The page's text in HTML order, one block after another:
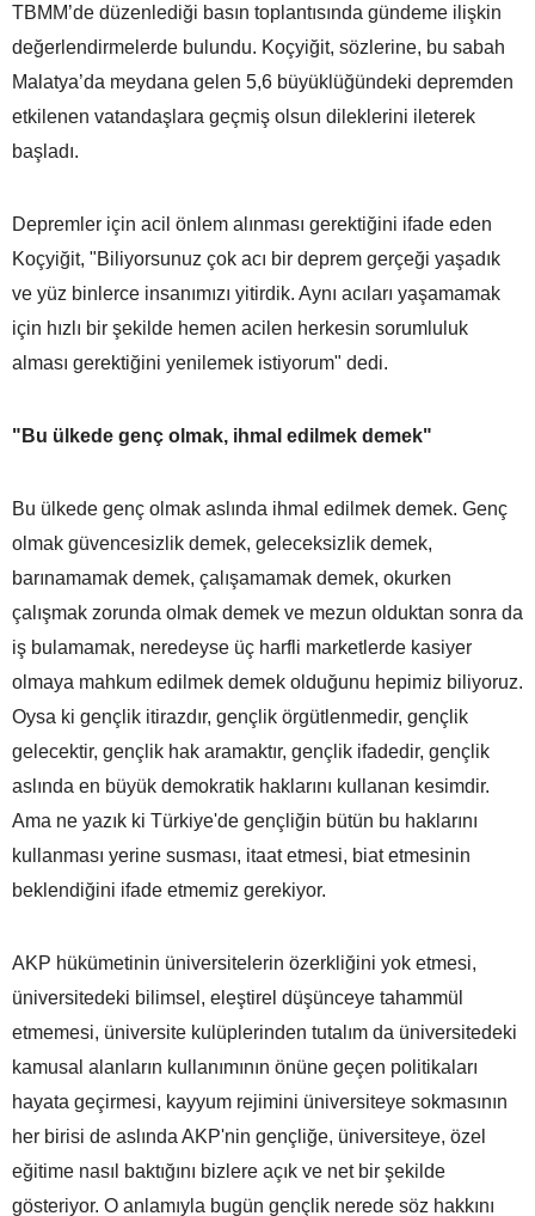
TBMM’de düzenlediği basın toplantısında gündeme ilişkin
değerlendirmelerde bulundu. Koçyiğit, sözlerine, bu sabah
Malatya’da meydana gelen 5,6 büyüklüğündeki depremden
etkilenen vatandaşlara geçmiş olsun dileklerini ileterek
başladı.
Depremler için acil önlem alınması gerektiğini ifade eden
Koçyiğit, "Biliyorsunuz çok acı bir deprem gerçeği yaşadık
ve yüz binlerce insanımızı yitirdik. Aynı acıları yaşamamak
için hızlı bir şekilde hemen acilen herkesin sorumluluk
alması gerektiğini yenilemek istiyorum" dedi.
"Bu ülkede genç olmak, ihmal edilmek demek"
Bu ülkede genç olmak aslında ihmal edilmek demek. Genç
olmak güvencesizlik demek, geleceksizlik demek,
barınamamak demek, çalışamamak demek, okurken
çalışmak zorunda olmak demek ve mezun olduktan sonra da
iş bulamamak, neredeyse üç harfli marketlerde kasiyer
olmaya mahkum edilmek demek olduğunu hepimiz biliyoruz.
Oysa ki gençlik itirazdır, gençlik örgütlenmedir, gençlik
gelecektir, gençlik hak aramaktır, gençlik ifadedir, gençlik
aslında en büyük demokratik haklarını kullanan kesimdir.
Ama ne yazık ki Türkiye'de gençliğin bütün bu haklarını
kullanması yerine susması, itaat etmesi, biat etmesinin
beklendiğini ifade etmemiz gerekiyor.
AKP hükümetinin üniversitelerin özerkliğini yok etmesi,
üniversitedeki bilimsel, eleştirel düşünceye tahammül
etmemesi, üniversite kulüplerinden tutalım da üniversitedeki
kamusal alanların kullanımının önüne geçen politikaları
hayata geçirmesi, kayyum rejimini üniversiteye sokmasının
her birisi de aslında AKP'nin gençliğe, üniversiteye, özel
eğitime nasıl baktığını bizlere açık ve net bir şekilde
gösteriyor. O anlamıyla bugün gençlik nerede söz hakkını